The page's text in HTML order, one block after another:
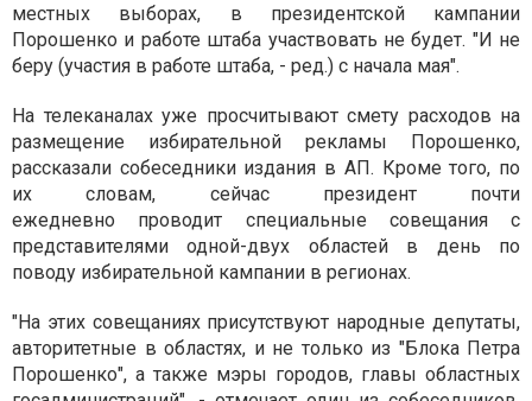
местных выборах, в президентской кампании
Порошенко и работе штаба участвовать не будет. "И не
беру (участия в работе штаба, - ред.) с начала мая".
На телеканалах уже просчитывают смету расходов на
размещение избирательной рекламы Порошенко,
рассказали собеседники издания в АП. Кроме того, по
их словам, сейчас президент почти
ежедневно проводит специальные совещания с
представителями одной-двух областей в день по
поводу избирательной кампании в регионах.
"На этих совещаниях присутствуют народные депутаты,
авторитетные в областях, и не только из "Блока Петра
Порошенко", а также мэры городов, главы областных